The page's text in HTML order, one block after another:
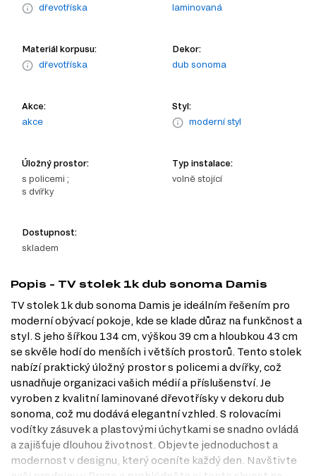
dřevotříska
laminovaná
Materiál korpusu:
dřevotříska
Dekor:
dub sonoma
Akce:
akce
Styl:
moderní styl
Úložný prostor:
s policemi ;
s dvířky
Typ instalace:
volně stojící
Dostupnost:
skladem
Popis - TV stolek 1k dub sonoma Damis
TV stolek 1k dub sonoma Damis je ideálním řešením pro
moderní obývací pokoje, kde se klade důraz na funkčnost a
styl. S jeho šířkou 134 cm, výškou 39 cm a hloubkou 43 cm
se skvěle hodí do menších i větších prostorů. Tento stolek
nabízí praktický úložný prostor s policemi a dvířky, což
usnadňuje organizaci vašich médií a příslušenství. Je
vyroben z kvalitní laminované dřevotřísky v dekoru dub
sonoma, což mu dodává elegantní vzhled. S rolovacími
vodítky zásuvek a plastovými úchytkami se snadno ovládá
a zajišťuje dlouhou životnost. Objevte jednoduchost a
modernost v designu, který oceníte každý den. Navštivte